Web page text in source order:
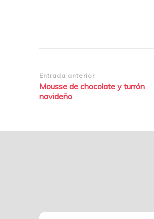
Navegación
de
Entrada anterior
Mousse de chocolate y turrón
navideño